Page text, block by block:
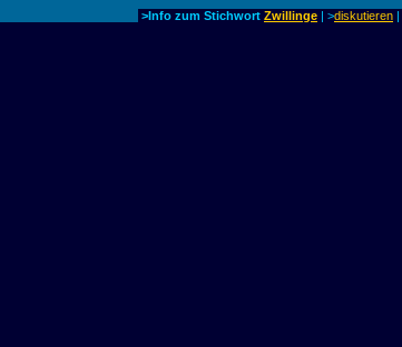
>Info zum Stichwort Zwillinge | >diskutieren |